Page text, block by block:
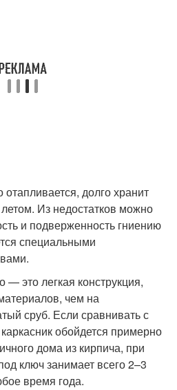
долго хранит
Из недостатков можно
и подверженность гниению
специальными
— это легкая конструкция,
чем на
сруб. Если сравнивать с
обойдется примерно
дома из кирпича, при
ключ занимает всего 2–3
время года.